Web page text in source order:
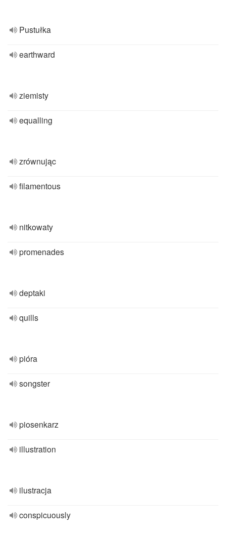
Pustułka
earthward
ziemisty
equalling
zrównując
filamentous
nitkowaty
promenades
deptaki
quills
pióra
songster
piosenkarz
illustration
ilustracja
conspicuously